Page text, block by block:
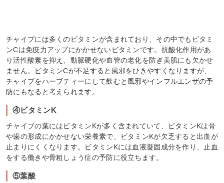
チャイブには多くのビタミンが含まれており、その中でもビタミ
ンCは免疫力アップにかかせないビタミンです。抗酸化作用があ
り活性酸素を抑え、動脈硬化や血管の老化を防ぎ美肌にも欠かせ
ません。ビタミンCが不足すると風邪をひきやすくなりますが、
チャイブをハーブティーにして飲むと風邪やインフルエンザの予
防にもなると考えられます。
④ビタミンK
チャイブの葉にはビタミンKが多く含まれていて、ビタミンKは骨
や歯の形成にかかせない栄養素で、ビタミンKが欠乏すると出血が
止まりにくくなります。ビタミンKには血液凝固成分を作り、止血
をする働きや骨粗しょう症の予防に役立ちます。
⑤葉酸